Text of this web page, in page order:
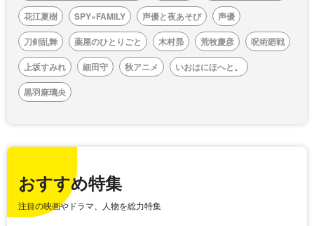
花江夏樹
SPY×FAMILY 声優と夜あそび
声優
刀剣乱舞
薬屋のひとりごと 木村昴 荒牧慶彦
呪術廻戦
上坂すみれ
細田守 秋アニメ
いおはにほへと。
黒羽麻璃央
おすすめ特集
注目の映画やドラマ、人物を総力特集